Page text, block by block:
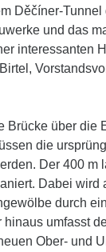
Děčíner-Tunnel
und das
interessanten
Brücke über die
die
Der 400 m
Dabei wird
durch
hinaus umfasst
Ober- und